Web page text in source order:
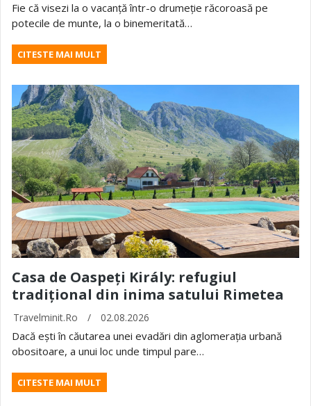
Fie că visezi la o vacanță într-o drumeție răcoroasă pe
potecile de munte, la o binemeritată…
CITESTE MAI MULT
Casa de Oaspeți Király: refugiul
tradițional din inima satului Rimetea
Travelminit.ro / 02.08.2026
Dacă ești în căutarea unei evadări din aglomerația urbană
obositoare, a unui loc unde timpul pare…
CITESTE MAI MULT